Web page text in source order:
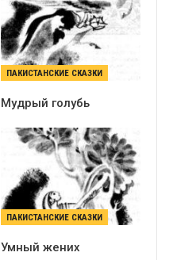
ПАКИСТАНСКИЕ СКАЗКИ
Мудрый голубь
ПАКИСТАНСКИЕ СКАЗКИ
Умный жених